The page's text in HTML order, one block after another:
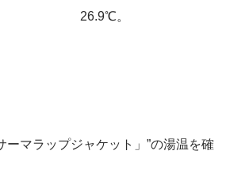
26.9℃。
ーマラップジャケット」”の湯温を確